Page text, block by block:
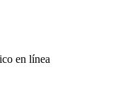
en línea